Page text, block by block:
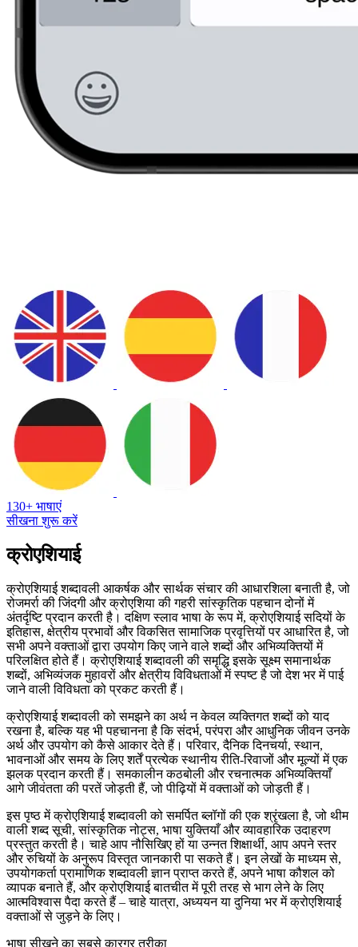
130+ भाषाएं
सीखना शुरू करें
क्रोएशियाई
क्रोएशियाई शब्दावली आकर्षक और सार्थक संचार की आधारशिला बनाती है, जो
रोजमर्रा की जिंदगी और क्रोएशिया की गहरी सांस्कृतिक पहचान दोनों में
अंतर्दृष्टि प्रदान करती है। दक्षिण स्लाव भाषा के रूप में, क्रोएशियाई सदियों के
इतिहास, क्षेत्रीय प्रभावों और विकसित सामाजिक प्रवृत्तियों पर आधारित है, जो
सभी अपने वक्ताओं द्वारा उपयोग किए जाने वाले शब्दों और अभिव्यक्तियों में
परिलक्षित होते हैं। क्रोएशियाई शब्दावली की समृद्धि इसके सूक्ष्म समानार्थक
शब्दों, अभिव्यंजक मुहावरों और क्षेत्रीय विविधताओं में स्पष्ट है जो देश भर में पाई
जाने वाली विविधता को प्रकट करती हैं।
क्रोएशियाई शब्दावली को समझने का अर्थ न केवल व्यक्तिगत शब्दों को याद
रखना है, बल्कि यह भी पहचानना है कि संदर्भ, परंपरा और आधुनिक जीवन उनके
अर्थ और उपयोग को कैसे आकार देते हैं। परिवार, दैनिक दिनचर्या, स्थान,
भावनाओं और समय के लिए शर्तें प्रत्येक स्थानीय रीति-रिवाजों और मूल्यों में एक
झलक प्रदान करती हैं। समकालीन कठबोली और रचनात्मक अभिव्यक्तियाँ
आगे जीवंतता की परतें जोड़ती हैं, जो पीढ़ियों में वक्ताओं को जोड़ती हैं।
इस पृष्ठ में क्रोएशियाई शब्दावली को समर्पित ब्लॉगों की एक श्रृंखला है, जो थीम
वाली शब्द सूची, सांस्कृतिक नोट्स, भाषा युक्तियाँ और व्यावहारिक उदाहरण
प्रस्तुत करती है। चाहे आप नौसिखिए हों या उन्नत शिक्षार्थी, आप अपने स्तर
और रुचियों के अनुरूप विस्तृत जानकारी पा सकते हैं। इन लेखों के माध्यम से,
उपयोगकर्ता प्रामाणिक शब्दावली ज्ञान प्राप्त करते हैं, अपने भाषा कौशल को
व्यापक बनाते हैं, और क्रोएशियाई बातचीत में पूरी तरह से भाग लेने के लिए
आत्मविश्वास पैदा करते हैं – चाहे यात्रा, अध्ययन या दुनिया भर में क्रोएशियाई
वक्ताओं से जुड़ने के लिए।
भाषा सीखने का सबसे कारगर तरीका